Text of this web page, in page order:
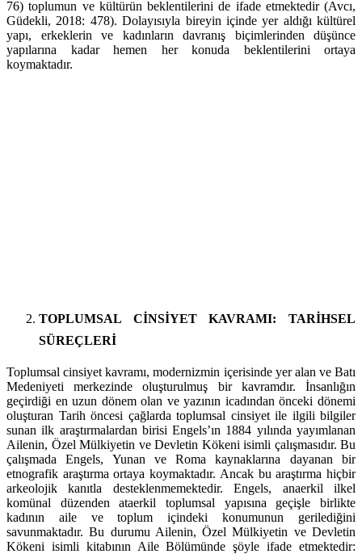
76) toplumun ve kültürün beklentilerini de ifade etmektedir (Avcı,
Güdekli, 2018: 478). Dolayısıyla bireyin içinde yer aldığı kültürel
yapı, erkeklerin ve kadınların davranış biçimlerinden düşünce
yapılarına kadar hemen her konuda beklentilerini ortaya
koymaktadır.
TOPLUMSAL CİNSİYET KAVRAMI: TARİHSEL
SÜREÇLERİ
Toplumsal cinsiyet kavramı, modernizmin içerisinde yer alan ve Batı
Medeniyeti merkezinde oluşturulmuş bir kavramdır. İnsanlığın
geçirdiği en uzun dönem olan ve yazının icadından önceki dönemi
oluşturan Tarih öncesi çağlarda toplumsal cinsiyet ile ilgili bilgiler
sunan ilk araştırmalardan birisi Engels’ın 1884 yılında yayımlanan
Ailenin, Özel Mülkiyetin ve Devletin Kökeni isimli çalışmasıdır. Bu
çalışmada Engels, Yunan ve Roma kaynaklarına dayanan bir
etnografik araştırma ortaya koymaktadır. Ancak bu araştırma hiçbir
arkeolojik kanıtla desteklenmemektedir. Engels, anaerkil ilkel
komünal düzenden ataerkil toplumsal yapısına geçişle birlikte
kadının aile ve toplum içindeki konumunun gerilediğini
savunmaktadır. Bu durumu Ailenin, Özel Mülkiyetin ve Devletin
Kökeni isimli kitabının Aile Bölümünde şöyle ifade etmektedir: